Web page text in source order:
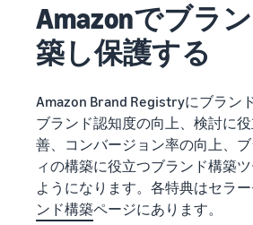
Amazonでブラ
築し保護する
Amazon Brand Registryにブラン
ブランド認知度の向上、検討に
善、コンバージョン率の向上、
ィの構築に役立つブランド構築
ようになります。各特典はセラ
ンド構築ページにあります。